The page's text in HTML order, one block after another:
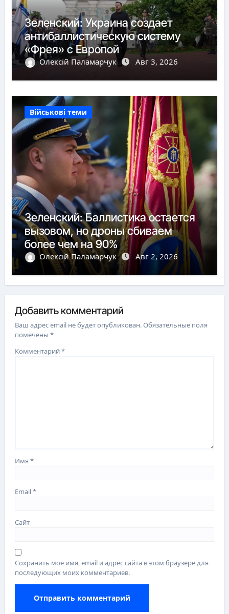
Зеленский: Украина создает
антибаллистическую систему
«Фрея» с Европой
Олексій Паламарчук Авг 3, 2026
Військові теми
Зеленский: Баллистика остается
вызовом, но дроны сбиваем
более чем на 90%
Олексій Паламарчук Авг 2, 2026
Добавить комментарий
Ваш адрес email не будет опубликован.Обязательные поля
помечены*
Комментарий*
Имя*
Email*
Сайт
Сохранить моё имя, email и адрес сайта в этом браузере для
последующих моих комментариев.